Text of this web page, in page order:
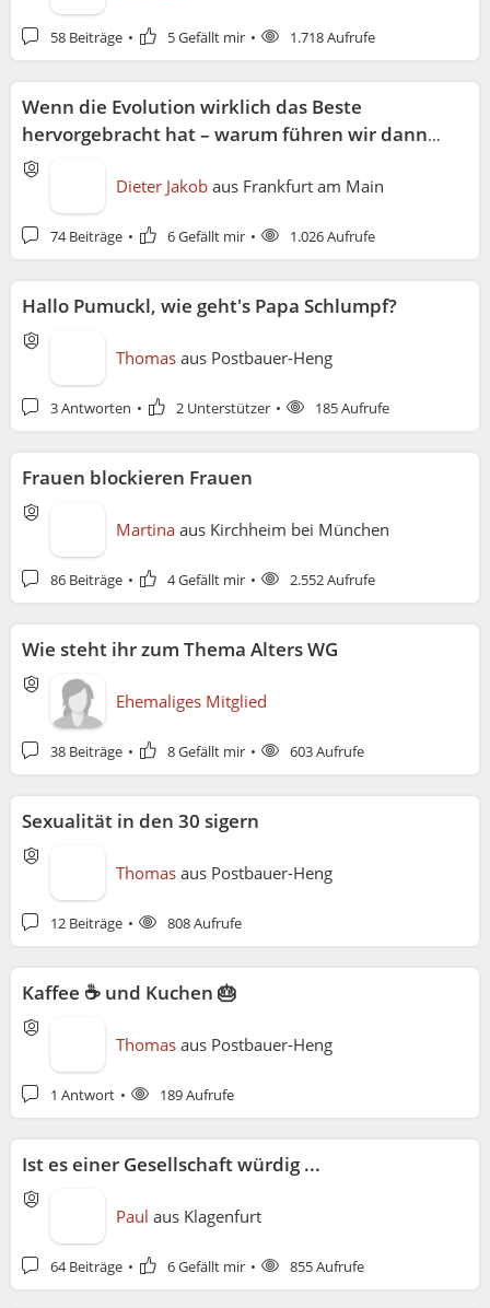
58 Beiträge 5 Gefällt mir 1.718 Aufrufe
Wenn die Evolution wirklich das Beste
hervorgebracht hat – warum führen wir dann
immer noch Krieg?
Dieter Jakob aus Frankfurt am Main
74 Beiträge 6 Gefällt mir 1.026 Aufrufe
Hallo Pumuckl, wie geht's Papa Schlumpf?
Thomas aus Postbauer-Heng
3 Antworten 2 Unterstützer 185 Aufrufe
Frauen blockieren Frauen
Martina aus Kirchheim bei München
86 Beiträge 4 Gefällt mir 2.552 Aufrufe
Wie steht ihr zum Thema Alters WG
Ehemaliges Mitglied
38 Beiträge 8 Gefällt mir 603 Aufrufe
Sexualität in den 30 sigern
Thomas aus Postbauer-Heng
12 Beiträge 808 Aufrufe
Kaffee ☕️ und Kuchen 🎂
Thomas aus Postbauer-Heng
1 Antwort 189 Aufrufe
Ist es einer Gesellschaft würdig ...
Paul aus Klagenfurt
64 Beiträge 6 Gefällt mir 855 Aufrufe